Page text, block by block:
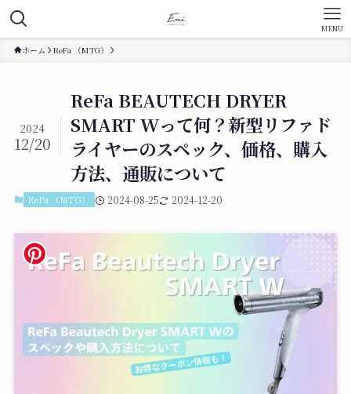
MENU
ホーム ReFa （MTG）
ReFa BEAUTECH DRYER
SMART Wって何？新型リファド
ライヤーのスペック、価格、購入
方法、通販について
2024
12/20
ReFa （MTG） 2024-08-25 2024-12-20